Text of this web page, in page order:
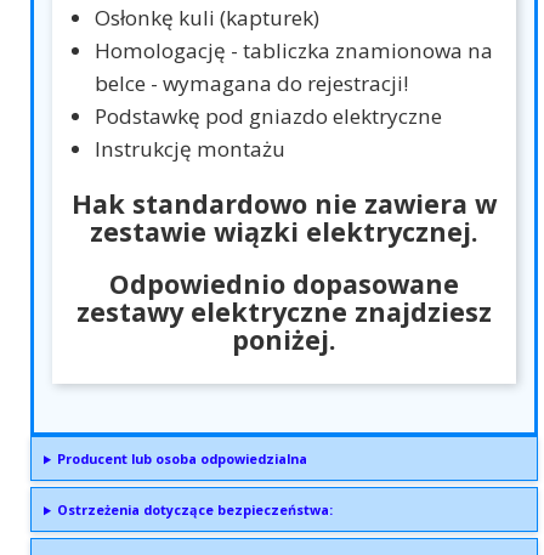
Osłonkę kuli (kapturek)
Homologację - tabliczka znamionowa na
belce - wymagana do rejestracji!
Podstawkę pod gniazdo elektryczne
Instrukcję montażu
Hak standardowo nie zawiera w
zestawie wiązki elektrycznej.
Odpowiednio dopasowane
zestawy elektryczne znajdziesz
poniżej.
Producent lub osoba odpowiedzialna
Ostrzeżenia dotyczące bezpieczeństwa: